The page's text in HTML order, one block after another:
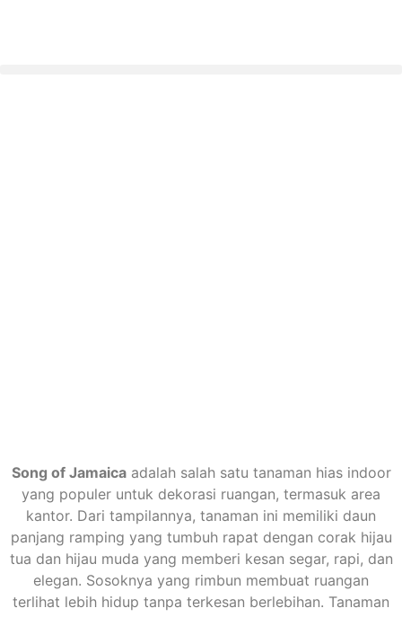
Song of Jamaicaadalah salah satu tanaman hias indoor
yang populer untuk dekorasi ruangan, termasuk area
kantor. Dari tampilannya, tanaman ini memiliki daun
panjang ramping yang tumbuh rapat dengan corak hijau
tua dan hijau muda yang memberi kesan segar, rapi, dan
elegan. Sosoknya yang rimbun membuat ruangan
terlihat lebih hidup tanpa terkesan berlebihan. Tanaman